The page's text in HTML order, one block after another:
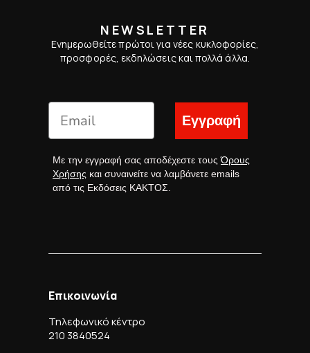
NEWSLETTER
Ενημερωθείτε πρώτοι για νέες κυκλοφορίες,
προσφορές, εκδηλώσεις και πολλά άλλα.
Εγγραφή
Με την εγγραφή σας αποδέχεστε τουςΌρους
Χρήσης και συναινείτε να λαμβάνετε emails
από τις Εκδόσεις ΚΑΚΤΟΣ.
Επικοινωνία
Τηλεφωνικό κέντρο
210 3840524